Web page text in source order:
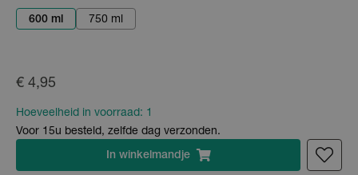
600 ml 750 ml
€ 4,95
Hoeveelheid in voorraad: 1
Voor 15u besteld, zelfde dag verzonden.
In winkelmandje